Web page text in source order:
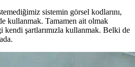
sistemin görsel kodlarını,
kullanmak. Tamamen ait olmak
kendi şartlarımızla kullanmak. Belki de